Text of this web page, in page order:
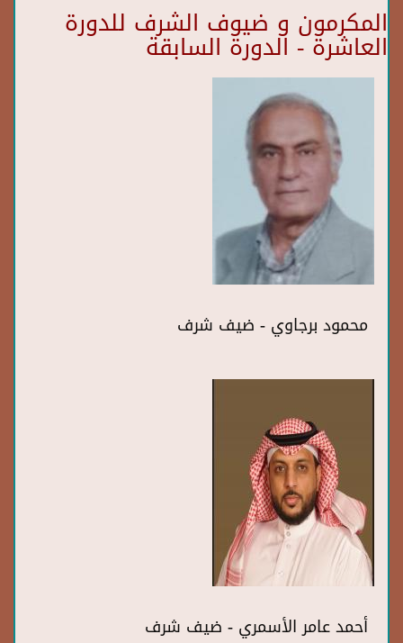
المكرمون و ضيوف الشرف للدورة
العاشرة - الدورة السابقة
محمود برجاوي - ضيف شرف
أحمد عامر الأسمري - ضيف شرف